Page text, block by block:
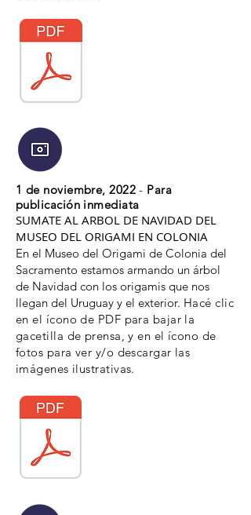
1 de noviembre, 2022 - Para
publicación inmediata
SUMATE AL ARBOL DE NAVIDAD DEL
MUSEO DEL ORIGAMI EN COLONIA
En el Museo del Origami de Colonia del
Sacramento estamos armando un árbol
de Navidad con los origamis que nos
llegan del Uruguay y el exterior. Hacé clic
en el ícono de PDF para bajar la
gacetilla de prensa, y en el ícono de
fotos para ver y/o descargar las
imágenes ilustrativas.